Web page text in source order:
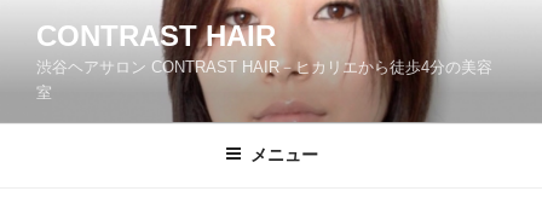
ツ
CONTRAST HAIR
渋谷ヘアサロン CONTRAST HAIR－ヒカリエから徒歩4分の美容
室
メニュー